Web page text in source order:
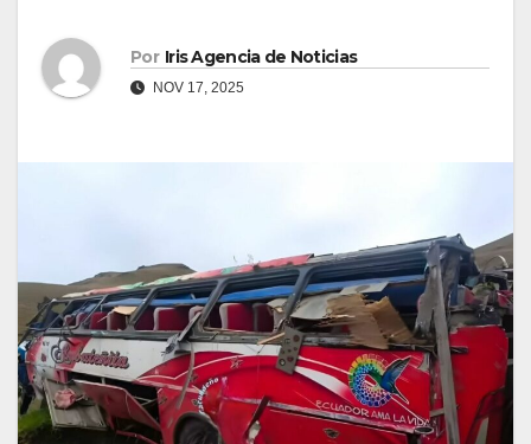
Por Iris Agencia de Noticias
NOV 17, 2025